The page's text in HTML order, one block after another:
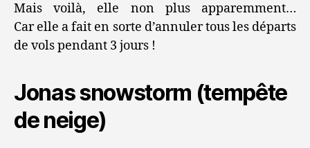
Mais voilà, elle non plus apparemment…
Car elle a fait en sorte d’annuler tous les départs
de vols pendant 3 jours !
Jonas snowstorm (tempête
de neige)